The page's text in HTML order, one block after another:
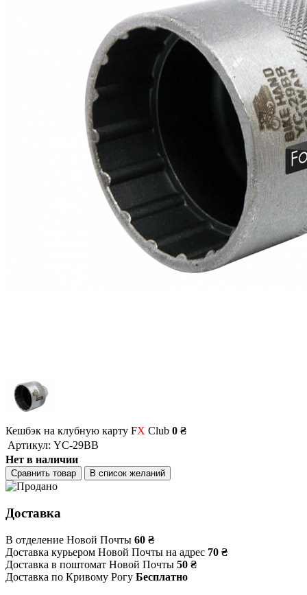
Кешбэк на клубную карту FX Club 0 ₴
Артикул: YC-29BB
Нет в наличии
Сравнить товар В список желаний
Доставка
В отделение Новой Почты 60 ₴
Доставка курьером Новой Почты на адрес 70 ₴
Доставка в поштомат Новой Почты 50 ₴
Доставка по Кривому Рогу Бесплатно